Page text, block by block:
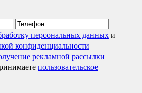
персональных данныхи
конфиденциальности
рекламной рассылки
пользовательское